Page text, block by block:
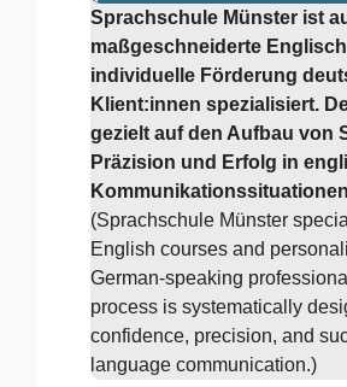
Sprachschule Münster ist
maßgeschneiderte
individuelle Förderung
Klient:innen spezialisiert.
gezielt auf den Aufbau von
Präzision und Erfolg in
(Sprachschule Münster
English courses and
German-speaking
process is systematically
confidence, precision, and
language communication.)